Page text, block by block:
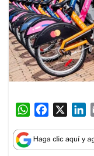
W
a
t
c
e
n
k